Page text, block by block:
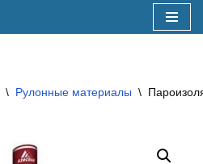
\ Рулонные материалы \